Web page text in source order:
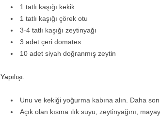
1 tatlı kaşığı kekik
1 tatlı kaşığı çörek otu
3-4 tatlı kaşığı zeytinyağı
3 adet çeri domates
10 adet siyah doğranmış zeytin
Yapılışı:
Unu ve kekiği yoğurma kabına alın. Daha
Açık olan kısma ılık suyu, zeytinyağını,